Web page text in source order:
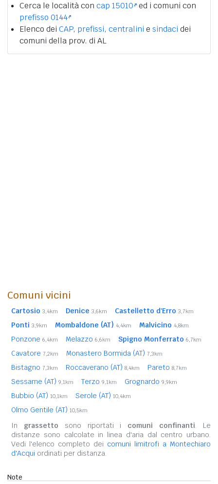
Cerca le località con cap 15010 ed i comuni con
prefisso 0144
Elenco dei CAP, prefissi, centralini e sindaci dei
comuni della prov. di AL
Comuni vicini
Cartosio 3,4km Denice 3,6km Castelletto d'Erro 3,7km
Ponti 3,9km Mombaldone (AT) 4,4km Malvicino 4,8km
Ponzone 6,4km Melazzo 6,6km Spigno Monferrato 6,7km
Cavatore 7,2km Monastero Bormida (AT) 7,3km
Bistagno 7,3km Roccaverano (AT) 8,4km Pareto 8,7km
Sessame (AT) 9,1km Terzo 9,1km Grognardo 9,9km
Bubbio (AT) 10,1km Serole (AT) 10,4km
Olmo Gentile (AT) 10,5km
In grassetto sono riportati i comuni confinanti. Le
distanze sono calcolate in linea d'aria dal centro urbano.
Vedi l'elenco completo dei comuni limitrofi a Montechiaro
d'Acqui ordinati per distanza.
Note